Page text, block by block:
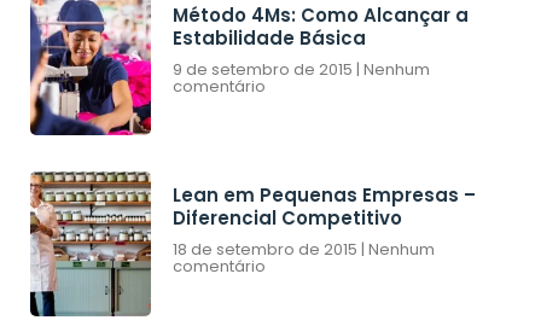
Método 4Ms: Como Alcançar a
Estabilidade Básica
9 de setembro de 2015 Nenhum
comentário
Lean em Pequenas Empresas –
Diferencial Competitivo
18 de setembro de 2015 Nenhum
comentário